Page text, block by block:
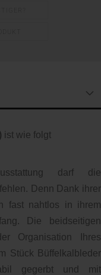
ist wie folgt
darf die
Denn Dank ihrer
fast nahtlos in ihrem
Die beidseitigen
Organisation Ihres
Stück Büffelkalbleder
gegerbt und mit